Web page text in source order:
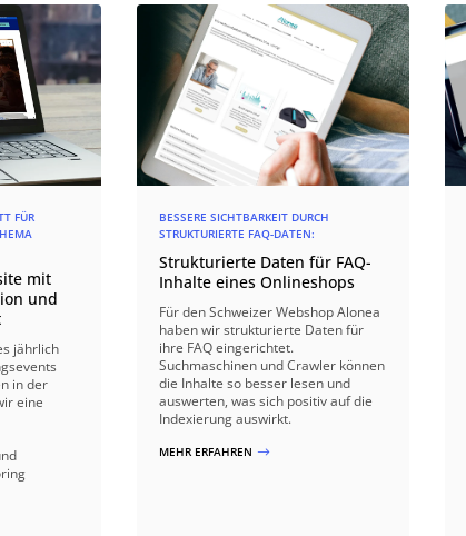
FÜR
mit
und
jährlich
in der
eine
BESSERE SICHTBARKEIT DURCH
STRUKTURIERTE FAQ-DATEN:
Strukturierte Daten für FAQ-
Inhalte eines Onlineshops
Für den Schweizer Webshop Alonea
haben wir strukturierte Daten für
ihre FAQ eingerichtet.
Suchmaschinen und Crawler können
die Inhalte so besser lesen und
auswerten, was sich positiv auf die
Indexierung auswirkt.
MEHR ERFAHREN $